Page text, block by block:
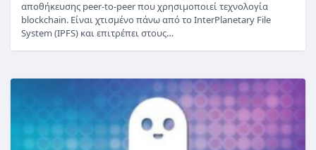
αποθήκευσης peer-to-peer που χρησιμοποιεί τεχνολογία
blockchain. Είναι χτισμένο πάνω από το InterPlanetary File
System (IPFS) και επιτρέπει στους…